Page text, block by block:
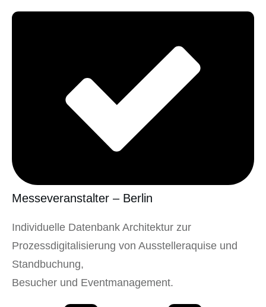
Messeveranstalter – Berlin
Individuelle Datenbank Architektur zur
Prozessdigitalisierung von Ausstelleraquise und
Standbuchung,
Besucher und Eventmanagement.